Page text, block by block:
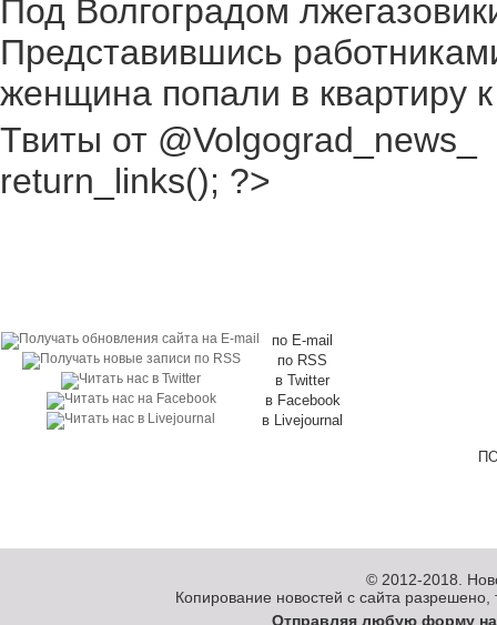
Под Волгоградом
Представившись
женщина попали в квартиру
Твиты от @Volgograd_news_
return_links(); ?>
по E-mail
по RSS
в Twitter
в Facebook
в Livejournal
© 2012-2018.
Копирование новостей с сайта разрешено,
Отправляя любую форму на